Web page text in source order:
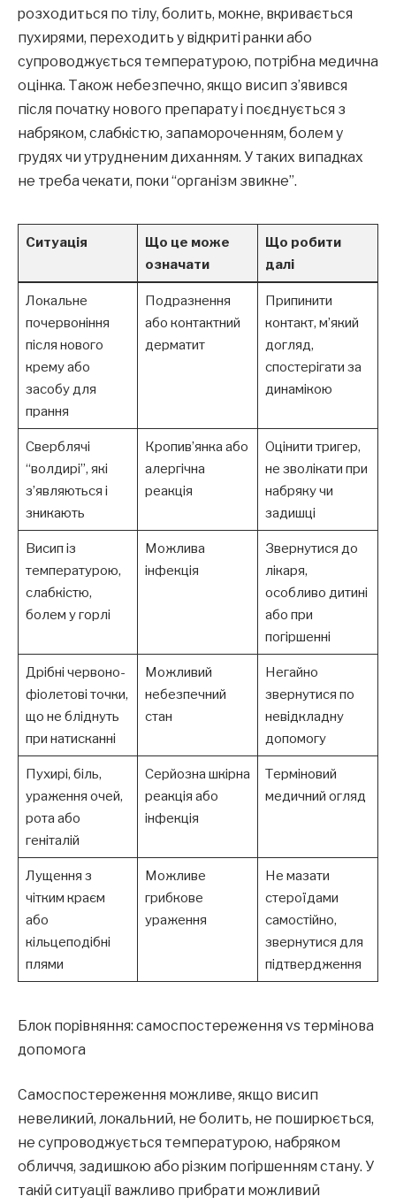
розходиться по тілу, болить, мокне, вкривається
пухирями, переходить у відкриті ранки або
супроводжується температурою, потрібна медична
оцінка. Також небезпечно, якщо висип з’явився
після початку нового препарату і поєднується з
набряком, слабкістю, запамороченням, болем у
грудях чи утрудненим диханням. У таких випадках
не треба чекати, поки “організм звикне”.
Ситуація
Що це може
означати
Що робити
далі
Локальне
почервоніння
після нового
крему або
засобу для
прання
Подразнення
або контактний
дерматит
Припинити
контакт, м’який
догляд,
спостерігати за
динамікою
Сверблячі
“волдирі”, які
з’являються і
зникають
Кропив’янка або
алергічна
реакція
Оцінити тригер,
не зволікати при
набряку чи
задишці
Висип із
температурою,
слабкістю,
болем у горлі
Можлива
інфекція
Звернутися до
лікаря,
особливо дитині
або при
погіршенні
Дрібні червоно-
фіолетові точки,
що не бліднуть
при натисканні
Можливий
небезпечний
стан
Негайно
звернутися по
невідкладну
допомогу
Пухирі, біль,
ураження очей,
рота або
геніталій
Серйозна шкірна
реакція або
інфекція
Терміновий
медичний огляд
Лущення з
чітким краєм
або
кільцеподібні
плями
Можливе
грибкове
ураження
Не мазати
стероїдами
самостійно,
звернутися для
підтвердження
Блок порівняння: самоспостереження vs термінова
допомога
Самоспостереження можливе, якщо висип
невеликий, локальний, не болить, не поширюється,
не супроводжується температурою, набряком
обличчя, задишкою або різким погіршенням стану. У
такій ситуації важливо прибрати можливий